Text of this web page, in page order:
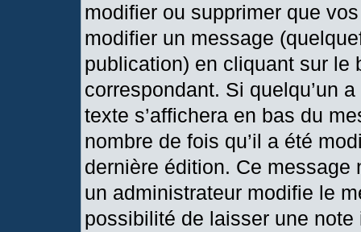
modifier ou supprimer que
modifier un message
publication) en cliquant sur le
correspondant. Si quelqu’un
texte s’affichera en bas du
nombre de fois qu’il a été
dernière édition. Ce message
un administrateur modifie le
possibilité de laisser une